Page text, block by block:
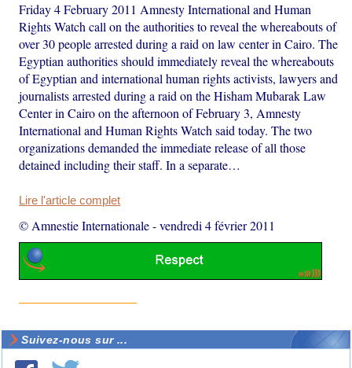
Friday 4 February 2011 Amnesty International and Human
Rights Watch call on the authorities to reveal the whereabouts of
over 30 people arrested during a raid on law center in Cairo. The
Egyptian authorities should immediately reveal the whereabouts
of Egyptian and international human rights activists, lawyers and
journalists arrested during a raid on the Hisham Mubarak Law
Center in Cairo on the afternoon of February 3, Amnesty
International and Human Rights Watch said today. The two
organizations demanded the immediate release of all those
detained including their staff. In a separate…
Lire l'article complet
© Amnestie Internationale-vendredi 4 février 2011
Suivez-nous sur ...